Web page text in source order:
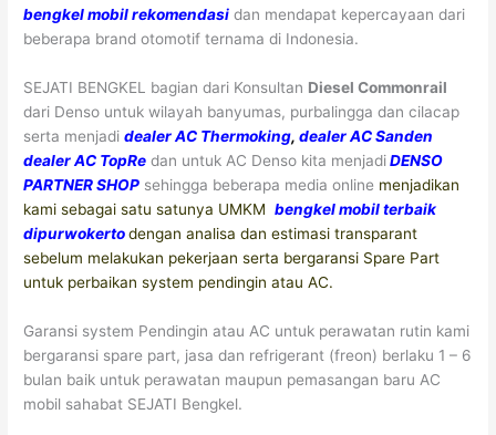
bengkel mobil rekomendasi dan mendapat kepercayaan dari
beberapa brand otomotif ternama di Indonesia.
SEJATI BENGKEL bagian dari Konsultan Diesel Commonrail
dari Denso untuk wilayah banyumas, purbalingga dan cilacap
serta menjadidealer AC Thermoking, dealer AC Sanden
dealer AC TopRe dan untuk AC Denso kita menjadiDENSO
PARTNER SHOP sehingga beberapa media online menjadikan
kami sebagai satu satunya UMKMbengkel mobil terbaik
dipurwokertodengan analisa dan estimasi transparant
sebelum melakukan pekerjaan serta bergaransi Spare Part
untuk perbaikan system pendingin atau AC.
Garansi system Pendingin atau AC untuk perawatan rutin kami
bergaransi spare part, jasa dan refrigerant (freon) berlaku 1 – 6
bulan baik untuk perawatan maupun pemasangan baru AC
mobil sahabat SEJATI Bengkel.